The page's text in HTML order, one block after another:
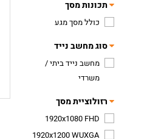
תכונות מסך
כולל מסך מגע
סוג מחשב נייד
מחשב נייד ביתי /
משרדי
רזולוציית מסך
1920x1080 FHD
1920x1200 WUXGA